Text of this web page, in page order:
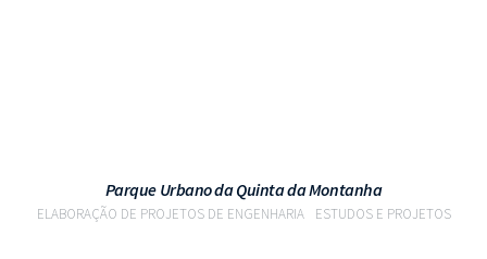
Parque Urbano da Quinta da Montanha
ELABORAÇÃO DE PROJETOS DE ENGENHARIA ESTUDOS E PROJETOS